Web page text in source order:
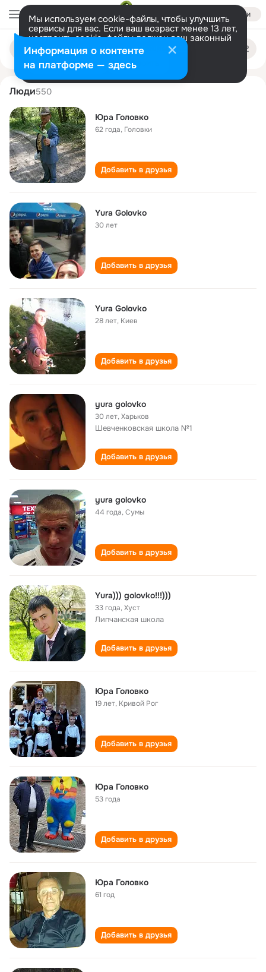
Войти
Мы используем cookie-файлы, чтобы улучшить
сервисы для вас. Если ваш возраст менее 13 лет,
настроить cookie-файлы должен ваш законный
представитель. Больше информации
Разрешить все Настроить
Поиск
людям
yura golovko
Люди550
Юра Головко
62 года, Головки
Добавить в друзья
Yura Golovko
30 лет
Добавить в друзья
Yura Golovko
28 лет, Киев
Добавить в друзья
yura golovko
30 лет,Харьков
Шевченковская школа №1
Добавить в друзья
yura golovko
44 года,Сумы
Добавить в друзья
Yura))) golovko!!!)))
33 года,Хуст
Липчанская школа
Добавить в друзья
Юра Головко
19 лет, Кривой Рог
Добавить в друзья
Юра Головко
53 года
Добавить в друзья
Юра Головко
61 год
Добавить в друзья
Информация о контенте
на платформе — здесь